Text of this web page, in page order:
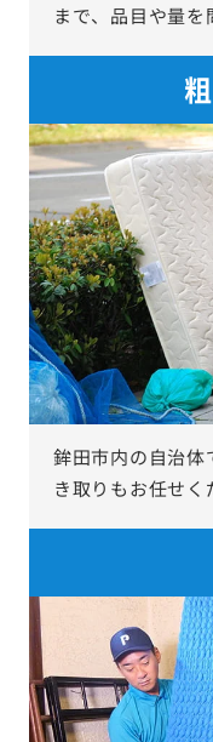
まで、品目や量を
鉾田市内の自治体
き取りもお任せく